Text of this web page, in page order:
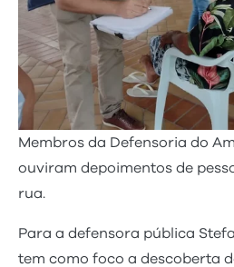
Membros da Defensoria do
ouviram depoimentos de
rua.
Para a defensora pública
tem como foco a descoberta